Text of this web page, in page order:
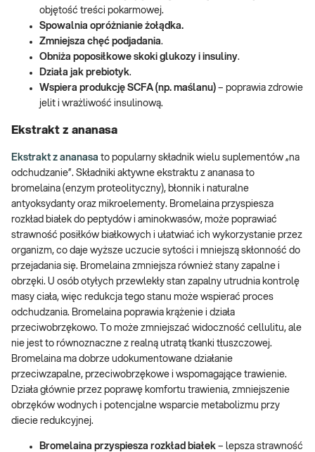
objętość treści pokarmowej.
Spowalnia opróżnianie żołądka.
Zmniejsza chęć podjadania.
Obniża poposiłkowe skoki glukozy i insuliny.
Działa jak prebiotyk.
Wspiera produkcję SCFA (np. maślanu) – poprawia zdrowie
jelit i wrażliwość insulinową.
Ekstrakt z ananasa
Ekstrakt z ananasa to popularny składnik wielu suplementów „na
odchudzanie”. Składniki aktywne ekstraktu z ananasa to
bromelaina (enzym proteolityczny), błonnik i naturalne
antyoksydanty oraz mikroelementy. Bromelaina przyspiesza
rozkład białek do peptydów i aminokwasów, może poprawiać
strawność posiłków białkowych i ułatwiać ich wykorzystanie przez
organizm, co daje wyższe uczucie sytości i mniejszą skłonność do
przejadania się. Bromelaina zmniejsza również stany zapalne i
obrzęki. U osób otyłych przewlekły stan zapalny utrudnia kontrolę
masy ciała, więc redukcja tego stanu może wspierać proces
odchudzania. Bromelaina poprawia krążenie i działa
przeciwobrzękowo. To może zmniejszać widoczność cellulitu, ale
nie jest to równoznaczne z realną utratą tkanki tłuszczowej.
Bromelaina ma dobrze udokumentowane działanie
przeciwzapalne, przeciwobrzękowe i wspomagające trawienie.
Działa głównie przez poprawę komfortu trawienia, zmniejszenie
obrzęków wodnych i potencjalne wsparcie metabolizmu przy
diecie redukcyjnej.
Bromelaina przyspiesza rozkład białek – lepsza strawność